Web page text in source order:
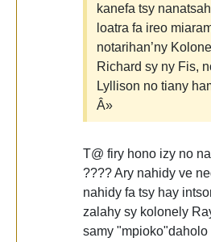
kanefa tsy
loatra fa ireo
notarihan’ny
Richard sy ny Fis,
Lyllison no tiany
Â»
T@ firy hono izy no
???? Ary nahidy ve
nahidy fa tsy hay
zalahy sy kolonely
samy "mpioko"daholo